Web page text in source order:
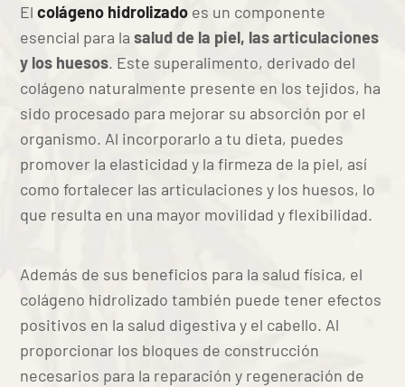
Elcolágeno hidrolizado es un componente
esencial para lasalud de la piel, las articulaciones
y los huesos. Este superalimento, derivado del
colágeno naturalmente presente en los tejidos, ha
sido procesado para mejorar su absorción por el
organismo. Al incorporarlo a tu dieta, puedes
promover la elasticidad y la firmeza de la piel, así
como fortalecer las articulaciones y los huesos, lo
que resulta en una mayor movilidad y flexibilidad.
Además de sus beneficios para la salud física, el
colágeno hidrolizado también puede tener efectos
positivos en la salud digestiva y el cabello. Al
proporcionar los bloques de construcción
necesarios para la reparación y regeneración de